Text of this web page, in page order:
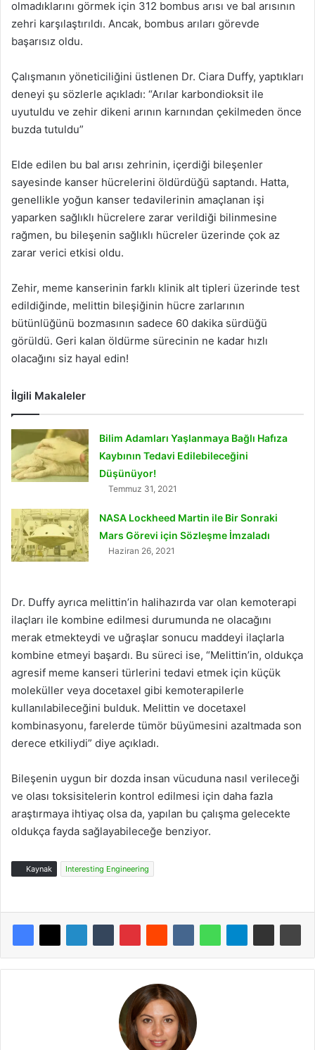
olmadıklarını görmek için 312 bombus arısı ve bal arısının
zehri karşılaştırıldı. Ancak, bombus arıları görevde
başarısız oldu.
Çalışmanın yöneticiliğini üstlenen Dr. Ciara Duffy, yaptıkları
deneyi şu sözlerle açıkladı: “Arılar karbondioksit ile
uyutuldu ve zehir dikeni arının karnından çekilmeden önce
buzda tutuldu”
Elde edilen bu bal arısı zehrinin, içerdiği bileşenler
sayesinde kanser hücrelerini öldürdüğü saptandı. Hatta,
genellikle yoğun kanser tedavilerinin amaçlanan işi
yaparken sağlıklı hücrelere zarar verildiği bilinmesine
rağmen, bu bileşenin sağlıklı hücreler üzerinde çok az
zarar verici etkisi oldu.
Zehir, meme kanserinin farklı klinik alt tipleri üzerinde test
edildiğinde, melittin bileşiğinin hücre zarlarının
bütünlüğünü bozmasının sadece 60 dakika sürdüğü
görüldü. Geri kalan öldürme sürecinin ne kadar hızlı
olacağını siz hayal edin!
İlgili Makaleler
Bilim Adamları Yaşlanmaya Bağlı Hafıza
Kaybının Tedavi Edilebileceğini
Düşünüyor!
Temmuz 31, 2021
NASA Lockheed Martin ile Bir Sonraki
Mars Görevi için Sözleşme İmzaladı
Haziran 26, 2021
Dr. Duffy ayrıca melittin’in halihazırda var olan kemoterapi
ilaçları ile kombine edilmesi durumunda ne olacağını
merak etmekteydi ve uğraşlar sonucu maddeyi ilaçlarla
kombine etmeyi başardı. Bu süreci ise, “Melittin’in, oldukça
agresif meme kanseri türlerini tedavi etmek için küçük
moleküller veya docetaxel gibi kemoterapilerle
kullanılabileceğini bulduk. Melittin ve docetaxel
kombinasyonu, farelerde tümör büyümesini azaltmada son
derece etkiliydi” diye açıkladı.
Bileşenin uygun bir dozda insan vücuduna nasıl verileceği
ve olası toksisitelerin kontrol edilmesi için daha fazla
araştırmaya ihtiyaç olsa da, yapılan bu çalışma gelecekte
oldukça fayda sağlayabileceğe benziyor.
Kaynak Interesting Engineering